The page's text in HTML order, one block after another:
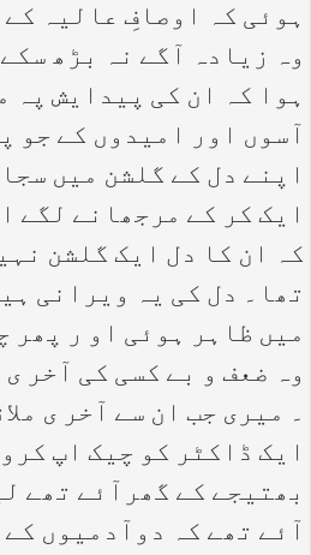
ہوئی کہ اوصافِ عالیہ
وہ زیادہ آگے نہ بڑھ
ہوا کہ ان کی پیدایش پہ
آسوں اور امیدوں کے جو
اپنے دل کے گلشن میں
ایک کر کے مرجھانے لگے
کہ ان کا دل ایک گلشن
تھا۔ دل کی یہ ویرانی
میں ظاہر ہوئی او ر پھر
وہ ضعف و بے کسی کی آخر
۔ میری جب ان سے آخر ی
ایک ڈاکٹر کو چیک اپ
بھتیجے کے گھرآئے تھے
آئے تھے کہ دوآدمیوں